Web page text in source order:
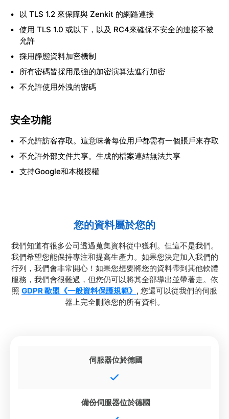
以 TLS 1.2 來保障與 Zenkit 的網路連接
使用 TLS 1.0 或以下，以及 RC4來確保不安全的連接不被
允許
採用靜態資料加密機制
所有密碼皆採用最強的加密演算法進行加密
不允許使用外洩的密碼
安全功能
不允許訪客存取。這意味著每位用戶都需有一個賬戶來存取
不允許外部文件共享。生成的檔案連結無法共享
支持Google和本機授權
您的資料屬於您的
我們知道有很多公司透過蒐集資料從中獲利。但這不是我們。
我們希望您能保持專注和提高生產力。如果您決定加入我們的
行列，我們會非常開心！如果您想要將您的資料帶到其他軟體
服務，我們會很難過，但您仍可以將其全部導出並帶著走。依
照 GDPR 歐盟《一般資料保護規範》 , 您還可以從我們的伺服
器上完全刪除您的所有資料。
伺服器位於德國
備份伺服器位於德國